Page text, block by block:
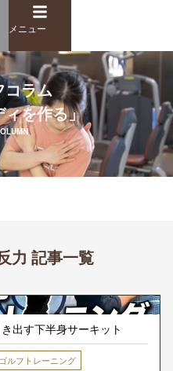
メ
ニ
ュ
ー
メニュー
コラム
ィを作る」
力 記事一覧
出す下半身サーキット
ゴルフトレーニング